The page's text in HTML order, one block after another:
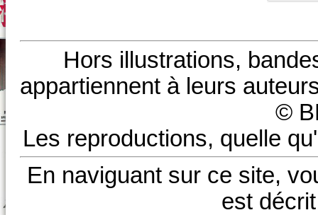
Hors illustrations,
appartiennent à leurs
©
Les reproductions, quelle
En naviguant sur ce site,
est